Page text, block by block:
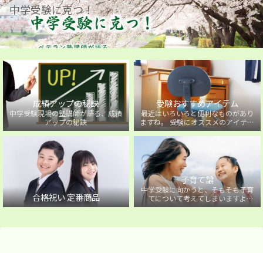
中学受験に克つ！
成績アップの秘訣
中学受験現場の塾講師が語る、成績
アップの秘訣
受験おすすめアイテム
最近はいろいろと便利なものがあり
ますね。 受験にオススメのアイテム
を紹介しています。
合格祝い 定番商品
子育て論
中学受験に向かうと、そもそも子育
てについて考えてしまいますよ
ね・・・。中学受験に向かうお子様